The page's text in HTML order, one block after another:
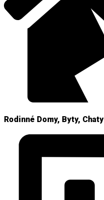
Rodinné Domy, Byty, Chaty